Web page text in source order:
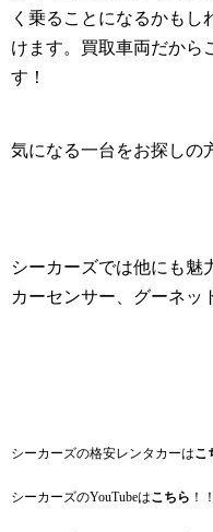
く乗ることになるかも
けます。買取車両だから
す！
気になる一台をお探しの
シーカーズでは他にも魅
カーセンサー、グーネッ
シーカーズの格安レンタカーはこ
シーカーズのYouTubeはこちら ！！